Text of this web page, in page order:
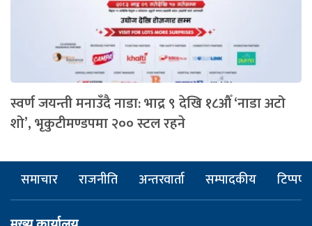
स्वर्ण जयन्ती मनाउँदै नाडा: भाद्र ९ देखि १८औँ ‘नाडा अटो
शो’, भृकुटीमण्डपमा २०० स्टल रहने
समाचार राजनीति अन्तरवार्ता सम्पादकीय टिप्पणी